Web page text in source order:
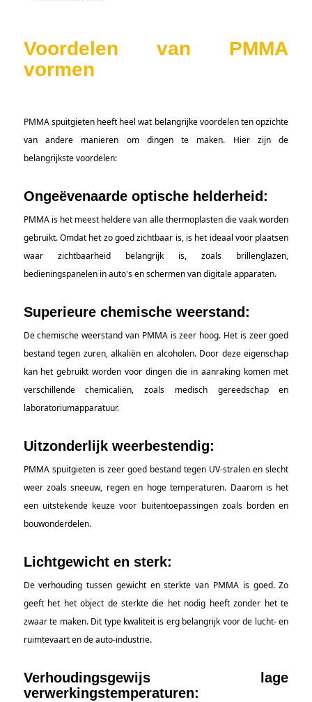
Voordelen van PMMA
vormen
PMMA spuitgieten heeft heel wat belangrijke voordelen ten opzichte
van andere manieren om dingen te maken. Hier zijn de
belangrijkste voordelen:
Ongeëvenaarde optische helderheid:
PMMA is het meest heldere van alle thermoplasten die vaak worden
gebruikt. Omdat het zo goed zichtbaar is, is het ideaal voor plaatsen
waar zichtbaarheid belangrijk is, zoals brillenglazen,
bedieningspanelen in auto's en schermen van digitale apparaten.
Superieure chemische weerstand:
De chemische weerstand van PMMA is zeer hoog. Het is zeer goed
bestand tegen zuren, alkaliën en alcoholen. Door deze eigenschap
kan het gebruikt worden voor dingen die in aanraking komen met
verschillende chemicaliën, zoals medisch gereedschap en
laboratoriumapparatuur.
Uitzonderlijk weerbestendig:
PMMA spuitgieten is zeer goed bestand tegen UV-stralen en slecht
weer zoals sneeuw, regen en hoge temperaturen. Daarom is het
een uitstekende keuze voor buitentoepassingen zoals borden en
bouwonderdelen.
Lichtgewicht en sterk:
De verhouding tussen gewicht en sterkte van PMMA is goed. Zo
geeft het het object de sterkte die het nodig heeft zonder het te
zwaar te maken. Dit type kwaliteit is erg belangrijk voor de lucht- en
ruimtevaart en de auto-industrie.
Verhoudingsgewijs lage
verwerkingstemperaturen: